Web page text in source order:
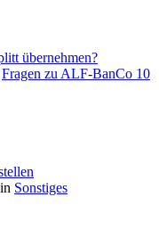
übernehmen?
Fragen zu ALF-BanCo 10
Sonstiges